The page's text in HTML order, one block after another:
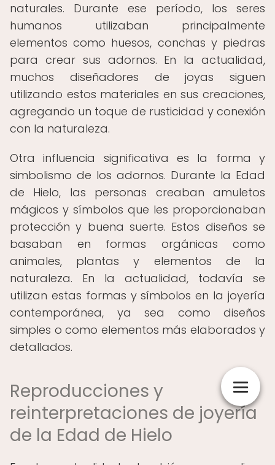
naturales. Durante ese período, los seres
humanos utilizaban principalmente
elementos como huesos, conchas y piedras
para crear sus adornos. En la actualidad,
muchos diseñadores de joyas siguen
utilizando estos materiales en sus creaciones,
agregando un toque de rusticidad y conexión
con la naturaleza.
Otra influencia significativa es la forma y
simbolismo de los adornos. Durante la Edad
de Hielo, las personas creaban amuletos
mágicos y símbolos que les proporcionaban
protección y buena suerte. Estos diseños se
basaban en formas orgánicas como
animales, plantas y elementos de la
naturaleza. En la actualidad, todavía se
utilizan estas formas y símbolos en la joyería
contemporánea, ya sea como diseños
simples o como elementos más elaborados y
detallados.
Reproducciones y
reinterpretaciones de joyería
de la Edad de Hielo